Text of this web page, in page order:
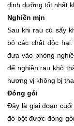
dinh dưỡng tốt nhất
Nghiền mịn
Sau khi rau củ sấy
bỏ các chất độc
đưa vào phòng
để nghiền rau khô
hương vị không bị
Đóng gói
Đây là giai đoạn
đó bột được đóng